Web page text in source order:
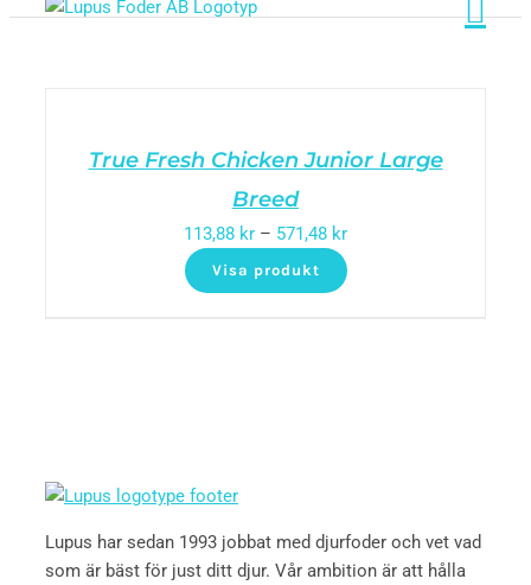
True Fresh Chicken Junior Large
Breed
113,88 kr – 571,48 kr
Visa produkt
Lupus har sedan 1993 jobbat med djurfoder och vet vad
som är bäst för just ditt djur. Vår ambition är att hålla